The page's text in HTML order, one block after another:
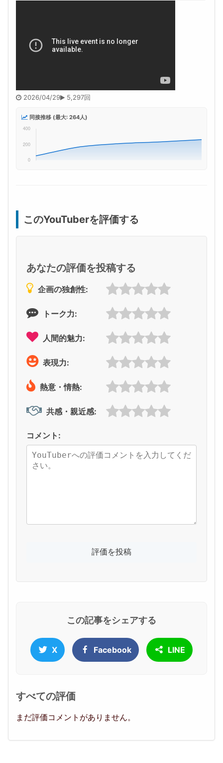
2026/04/29 5,297回
同接推移 (最大: 264人)
このYouTuberを評価する
あなたの評価を投稿する
企画の独創性:
トーク力:
人間的魅力:
表現力:
熱意・情熱:
共感・親近感:
コメント:
この記事をシェアする
X Facebook LINE
すべての評価
まだ評価コメントがありません。